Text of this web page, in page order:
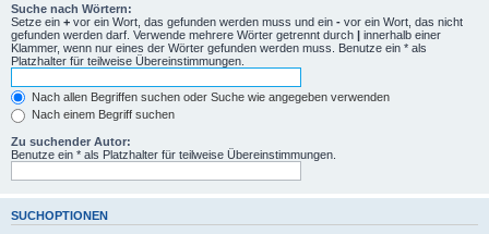
Suche nach Wörtern:
Setze ein + vor ein Wort, das gefunden werden muss und ein - vor ein Wort, das nicht
gefunden werden darf. Verwende mehrere Wörter getrennt durch | innerhalb einer
Klammer, wenn nur eines der Wörter gefunden werden muss. Benutze ein * als
Platzhalter für teilweise Übereinstimmungen.
Nach allen Begriffen suchen oder Suche wie angegeben verwenden
Nach einem Begriff suchen
Zu suchender Autor:
Benutze ein * als Platzhalter für teilweise Übereinstimmungen.
SUCHOPTIONEN